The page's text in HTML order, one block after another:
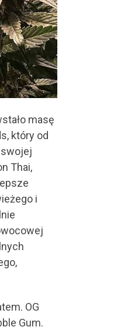
masę
który od
swojej
Thai,
i
OG
Gum.